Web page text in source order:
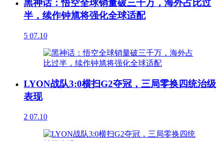
黑神话：悟空全球销量破三千万，海外占比过
半，续作钟馗将强化全球适配
5 07.10
LYON战队3:0横扫G2夺冠，三局零换四统治级
表现
2 07.10